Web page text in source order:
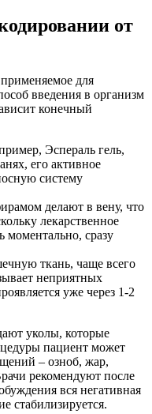
от
для
введения в организм
конечный
Эспераль гель,
его активное
систему
делают в вену, что
лекарственное
моментально, сразу
ткань, чаще всего
неприятных
уже через 1-2
уколы, которые
пациент может
– озноб, жар,
рекомендуют после
вся негативная
стабилизируется.